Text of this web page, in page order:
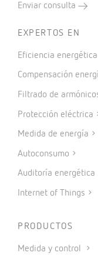
Enviar consulta
EXPERTOS EN
Eficiencia
Compensación
Filtrado de
Protección eléctrica
Medida de energía
Autoconsumo
Auditoría energética
Internet of Things
PRODUCTOS
Medida y control